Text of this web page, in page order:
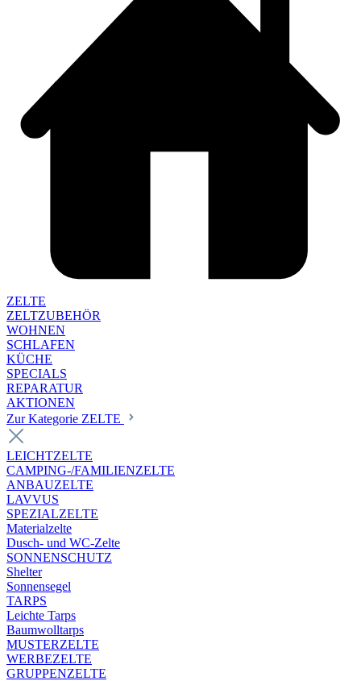
ZELTE
ZELTZUBEHÖR
WOHNEN
SCHLAFEN
KÜCHE
SPECIALS
REPARATUR
AKTIONEN
Zur Kategorie ZELTE
LEICHTZELTE
CAMPING-/FAMILIENZELTE
ANBAUZELTE
LAVVUS
SPEZIALZELTE
Materialzelte
Dusch- und WC-Zelte
SONNENSCHUTZ
Shelter
Sonnensegel
TARPS
Leichte Tarps
Baumwolltarps
MUSTERZELTE
WERBEZELTE
GRUPPENZELTE